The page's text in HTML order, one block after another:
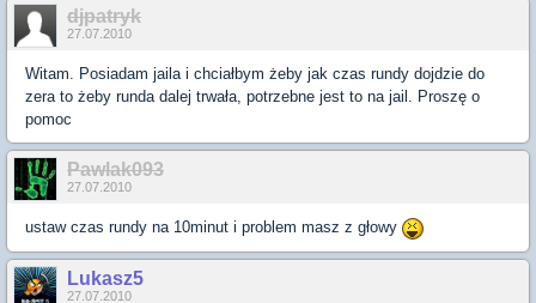
djpatryk
27.07.2010
Witam. Posiadam jaila i chciałbym żeby jak czas rundy dojdzie do
zera to żeby runda dalej trwała, potrzebne jest to na jail. Proszę o
pomoc
Pawlak093
27.07.2010
ustaw czas rundy na 10minut i problem masz z głowy
Lukasz5
27.07.2010